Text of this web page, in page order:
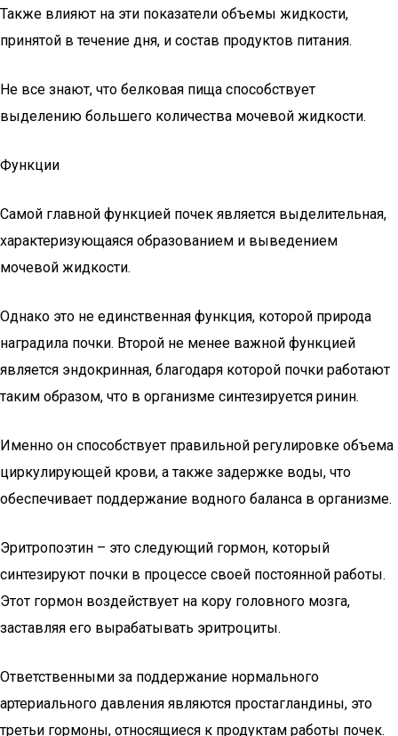
Также влияют на эти показатели объемы жидкости,
принятой в течение дня, и состав продуктов питания.
Не все знают, что белковая пища способствует
выделению большего количества мочевой жидкости.
Функции
Самой главной функцией почек является выделительная,
характеризующаяся образованием и выведением
мочевой жидкости.
Однако это не единственная функция, которой природа
наградила почки. Второй не менее важной функцией
является эндокринная, благодаря которой почки работают
таким образом, что в организме синтезируется ринин.
Именно он способствует правильной регулировке объема
циркулирующей крови, а также задержке воды, что
обеспечивает поддержание водного баланса в организме.
Эритропоэтин – это следующий гормон, который
синтезируют почки в процессе своей постоянной работы.
Этот гормон воздействует на кору головного мозга,
заставляя его вырабатывать эритроциты.
Ответственными за поддержание нормального
артериального давления являются простагландины, это
третьи гормоны, относящиеся к продуктам работы почек.